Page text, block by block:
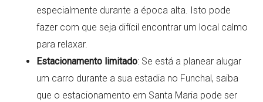
especialmente durante a época alta. Isto pode
fazer com que seja difícil encontrar um local calmo
para relaxar.
Estacionamento limitado: Se está a planear alugar
um carro durante a sua estadia no Funchal, saiba
que o estacionamento em Santa Maria pode ser